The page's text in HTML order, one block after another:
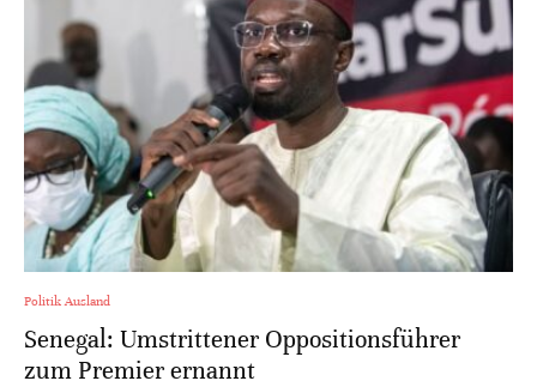
Politik Ausland
Senegal: Umstrittener Oppositionsführer
zum Premier ernannt